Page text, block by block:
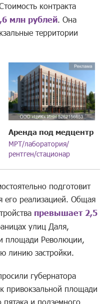
контракта
млн рублей. Она
территории
Аренда под медцентр
МРТ/лаборатория/
рентген/стационар
подготовит
его реализацией. Общая
превышает 2,5
улиц Даля,
площади Революции,
линию застройки.
губернатора
привокзальной площади
и подземного